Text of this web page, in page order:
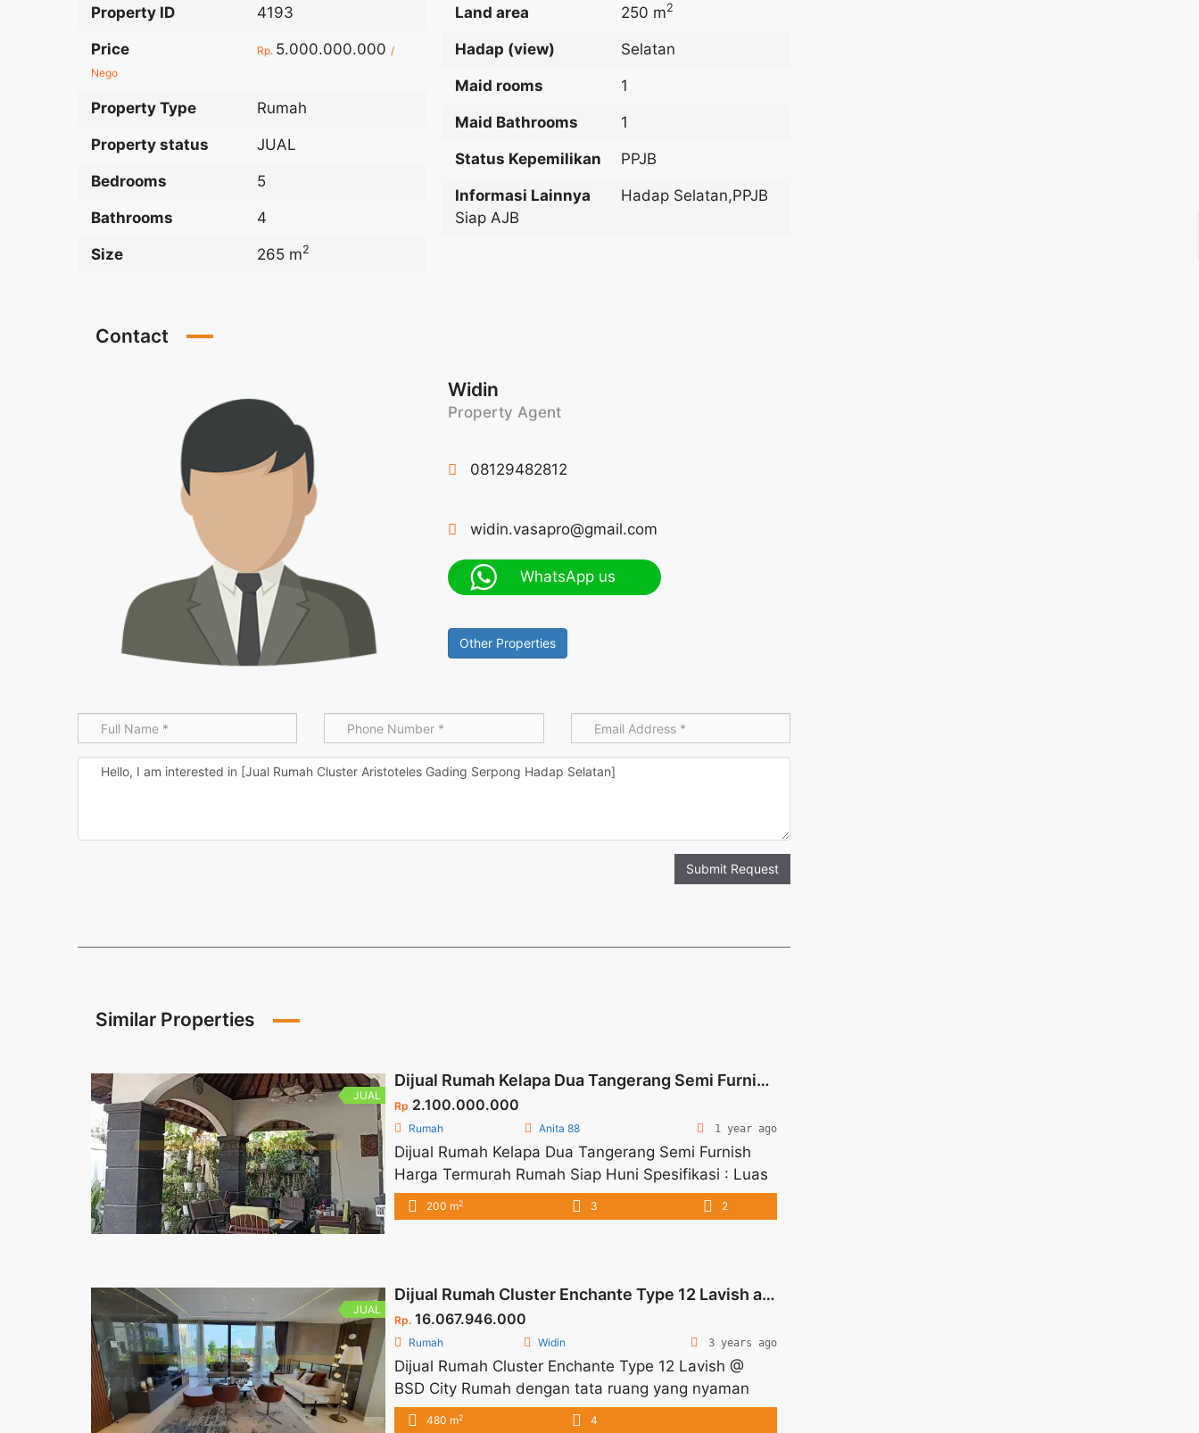
Property ID 4193
Price Rp. 5.000.000.000 /
Nego
Property Type Rumah
Property status JUAL
Bedrooms 5
Bathrooms 4
Size 265 m2
Land area 250 m2
Hadap (view) Selatan
Maid rooms 1
Maid Bathrooms 1
Status Kepemilikan PPJB
Informasi Lainnya
Hadap Selatan,PPJB
Siap AJB
Contact
Widin
Property Agent
08129482812
widin.vasapro@gmail.com
WhatsApp us
Other Properties
Submit Request
Similar Properties
JUAL
Dijual Rumah Kelapa Dua Tangerang Semi Furnish Harga Termurah Rumah Siap Huni
Rp 2.100.000.000
Rumah Anita 88 1 year ago
Dijual Rumah Kelapa Dua Tangerang Semi Furnish
Harga Termurah Rumah Siap Huni Spesifikasi : Luas
Tanah : 197 sqm Luas Bangunan : 200 sqm Bedroom
: 3+1 Bathroon : 2 Carport : 2 Listrik : 4400 W Harga
200 m2 3 2
JUAL
Dijual Rumah Cluster Enchante Type 12 Lavish at BSD City
Rp. 16.067.946.000
Rumah Widin 3 years ago
Dijual Rumah Cluster Enchante Type 12 Lavish @
BSD City Rumah dengan tata ruang yang nyaman
dan sirkulasi udara dan pencahayaan maksimal
480 m2 4